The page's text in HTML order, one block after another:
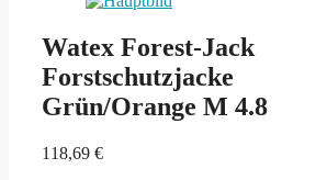
Watex Forest-Jack
Forstschutzjacke
Grün/Orange M 4.8
118,69 €